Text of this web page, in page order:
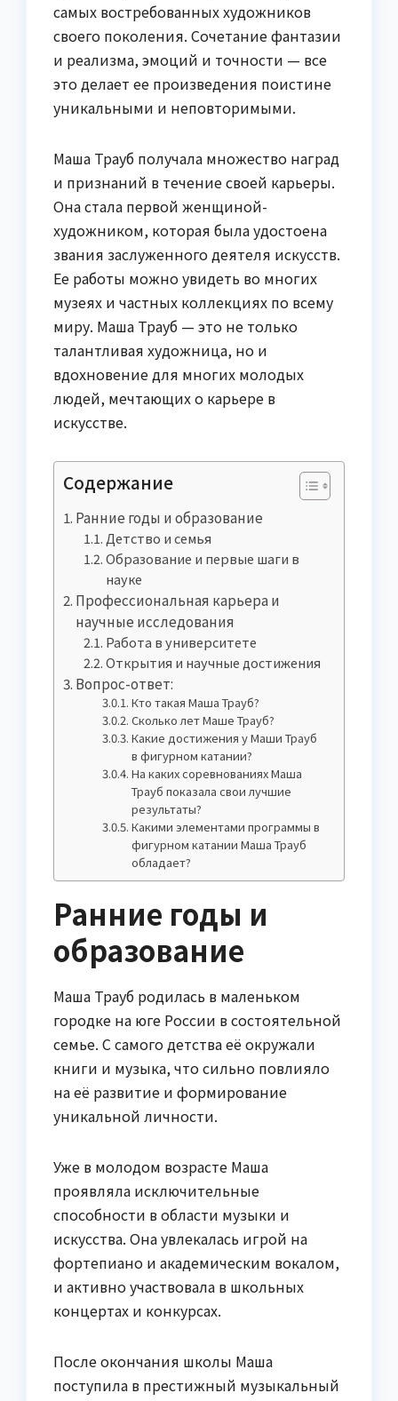
самых востребованных художников
своего поколения. Сочетание фантазии
и реализма, эмоций и точности — все
это делает ее произведения поистине
уникальными и неповторимыми.
Маша Трауб получала множество наград
и признаний в течение своей карьеры.
Она стала первой женщиной-
художником, которая была удостоена
звания заслуженного деятеля искусств.
Ее работы можно увидеть во многих
музеях и частных коллекциях по всему
миру. Маша Трауб — это не только
талантливая художница, но и
вдохновение для многих молодых
людей, мечтающих о карьере в
искусстве.
Содержание
Ранние годы и образование
Детство и семья
Образование и первые шаги в
науке
Профессиональная карьера и
научные исследования
Работа в университете
Открытия и научные достижения
Вопрос-ответ:
Кто такая Маша Трауб?
Сколько лет Маше Трауб?
Какие достижения у Маши Трауб
в фигурном катании?
На каких соревнованиях Маша
Трауб показала свои лучшие
результаты?
Какими элементами программы в
фигурном катании Маша Трауб
обладает?
Ранние годы и
образование
Маша Трауб родилась в маленьком
городке на юге России в состоятельной
семье. С самого детства её окружали
книги и музыка, что сильно повлияло
на её развитие и формирование
уникальной личности.
Уже в молодом возрасте Маша
проявляла исключительные
способности в области музыки и
искусства. Она увлекалась игрой на
фортепиано и академическим вокалом,
и активно участвовала в школьных
концертах и конкурсах.
После окончания школы Маша
поступила в престижный музыкальный